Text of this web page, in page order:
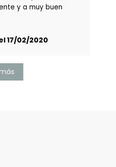
y a muy buen
17/02/2020